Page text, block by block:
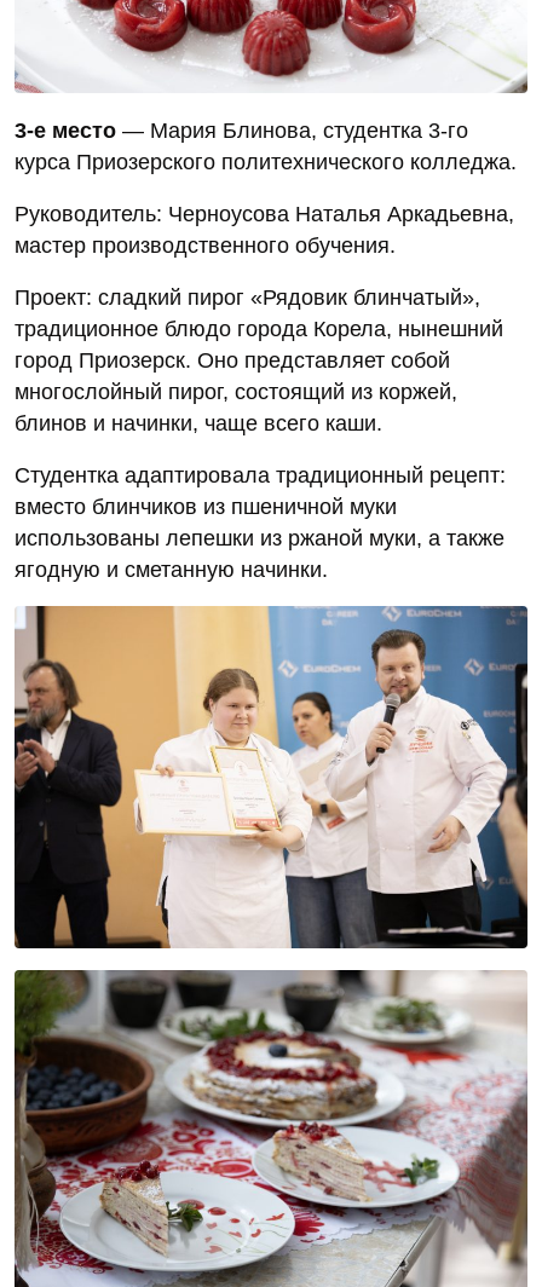
3‑е место — Мария Блинова, студентка 3‑го
курса Приозерского политехнического колледжа.
Руководитель: Черноусова Наталья Аркадьевна,
мастер производственного обучения.
Проект: сладкий пирог «Рядовик блинчатый»,
традиционное блюдо города Корела, нынешний
город Приозерск. Оно представляет собой
многослойный пирог, состоящий из коржей,
блинов и начинки, чаще всего каши.
Студентка адаптировала традиционный рецепт:
вместо блинчиков из пшеничной муки
использованы лепешки из ржаной муки, а также
ягодную и сметанную начинки.